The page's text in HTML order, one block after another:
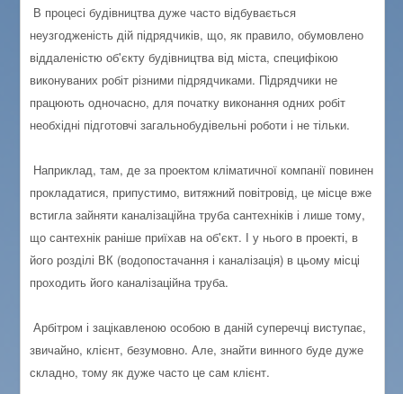
В процесі будівництва дуже часто відбувається
неузгодженість дій підрядчиків, що, як правило, обумовлено
віддаленістю об'єкту будівництва від міста, специфікою
виконуваних робіт різними підрядчиками. Підрядчики не
працюють одночасно, для початку виконання одних робіт
необхідні підготовчі загальнобудівельні роботи і не тільки.
Наприклад, там, де за проектом кліматичної компанії повинен
прокладатися, припустимо, витяжний повітровід, це місце вже
встигла зайняти каналізаційна труба сантехніків і лише тому,
що сантехнік раніше приїхав на об'єкт. І у нього в проекті, в
його розділі ВК (водопостачання і каналізація) в цьому місці
проходить його каналізаційна труба.
Арбітром і зацікавленою особою в даній суперечці виступає,
звичайно, клієнт, безумовно. Але, знайти винного буде дуже
складно, тому як дуже часто це сам клієнт.